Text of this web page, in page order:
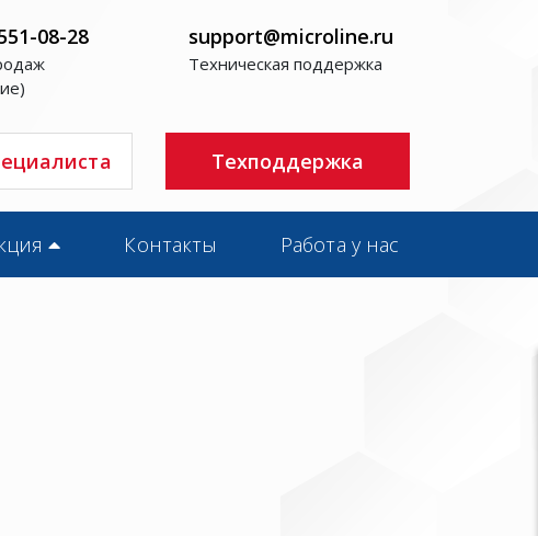
08-28 support@microline.ru
Техническая поддержка
Техподдержка
Контакты Работа у нас